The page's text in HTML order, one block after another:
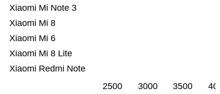
Xiaomi Redmi Note
Xiaomi Mi 8 Lite
Xiaomi Mi 6
Xiaomi Mi 8
Xiaomi Mi Note 3
2500 3000 3500